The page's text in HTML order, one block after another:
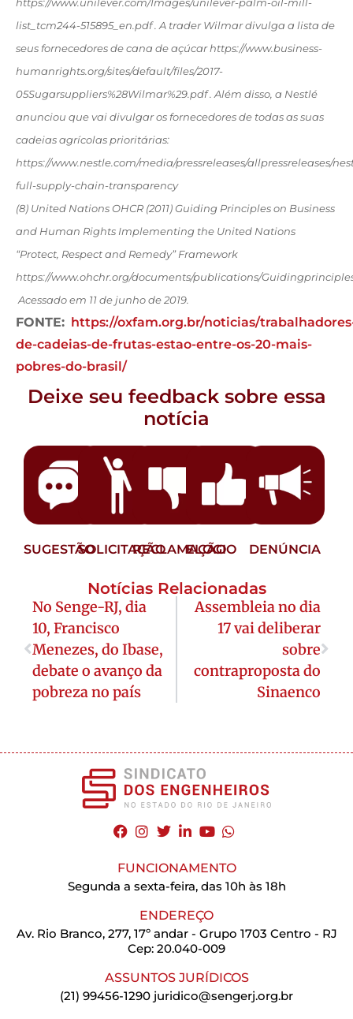
https://www.unilever.com/Images/unilever-palm-oil-mill-
list_tcm244-515895_en.pdf . A trader Wilmar divulga a lista de
seus fornecedores de cana de açúcar https://www.business-
humanrights.org/sites/default/files/2017-
05Sugarsuppliers%28Wilmar%29.pdf . Além disso, a Nestlé
anunciou que vai divulgar os fornecedores de todas as suas
cadeias agrícolas prioritárias:
https://www.nestle.com/media/pressreleases/allpressreleases/
full-supply-chain-transparency
(8) United Nations OHCR (2011) Guiding Principles on Business
and Human Rights Implementing the United Nations
“Protect, Respect and Remedy” Framework
https://www.ohchr.org/documents/publications/
Acessado em 11 de junho de 2019.
FONTE: https://oxfam.org.br/noticias/
de-cadeias-de-frutas-estao-entre-os-20-mais-
pobres-do-brasil/
Deixe seu feedback sobre essa
notícia
SUGESTÃOSOLICITAÇÃORECLAMAÇÃO
ELOGIO DENÚNCIA
Notícias Relacionadas
No Senge-RJ, dia
10, Francisco
Menezes, do Ibase,
debate o avanço da
pobreza no país
Assembleia no dia
17 vai deliberar
sobre
contraproposta do
Sinaenco
FUNCIONAMENTO
Segunda a sexta-feira, das 10h às 18h
ENDEREÇO
Av. Rio Branco, 277, 17º andar - Grupo 1703 Centro - RJ
Cep: 20.040-009
ASSUNTOS JURÍDICOS
(21) 99456-1290 juridico@sengerj.org.br